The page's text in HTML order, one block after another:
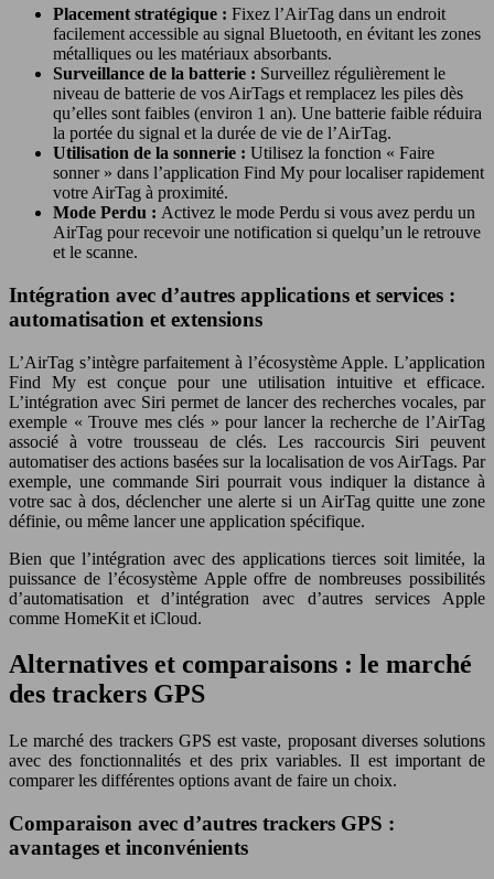
Placement stratégique : Fixez l’AirTag dans un endroit
facilement accessible au signal Bluetooth, en évitant les zones
métalliques ou les matériaux absorbants.
Surveillance de la batterie : Surveillez régulièrement le
niveau de batterie de vos AirTags et remplacez les piles dès
qu’elles sont faibles (environ 1 an). Une batterie faible réduira
la portée du signal et la durée de vie de l’AirTag.
Utilisation de la sonnerie : Utilisez la fonction « Faire
sonner » dans l’application Find My pour localiser rapidement
votre AirTag à proximité.
Mode Perdu : Activez le mode Perdu si vous avez perdu un
AirTag pour recevoir une notification si quelqu’un le retrouve
et le scanne.
Intégration avec d’autres applications et services :
automatisation et extensions
L’AirTag s’intègre parfaitement à l’écosystème Apple. L’application
Find My est conçue pour une utilisation intuitive et efficace.
L’intégration avec Siri permet de lancer des recherches vocales, par
exemple « Trouve mes clés » pour lancer la recherche de l’AirTag
associé à votre trousseau de clés. Les raccourcis Siri peuvent
automatiser des actions basées sur la localisation de vos AirTags. Par
exemple, une commande Siri pourrait vous indiquer la distance à
votre sac à dos, déclencher une alerte si un AirTag quitte une zone
définie, ou même lancer une application spécifique.
Bien que l’intégration avec des applications tierces soit limitée, la
puissance de l’écosystème Apple offre de nombreuses possibilités
d’automatisation et d’intégration avec d’autres services Apple
comme HomeKit et iCloud.
Alternatives et comparaisons : le marché
des trackers GPS
Le marché des trackers GPS est vaste, proposant diverses solutions
avec des fonctionnalités et des prix variables. Il est important de
comparer les différentes options avant de faire un choix.
Comparaison avec d’autres trackers GPS :
avantages et inconvénients